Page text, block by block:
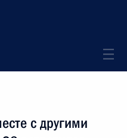
с другими